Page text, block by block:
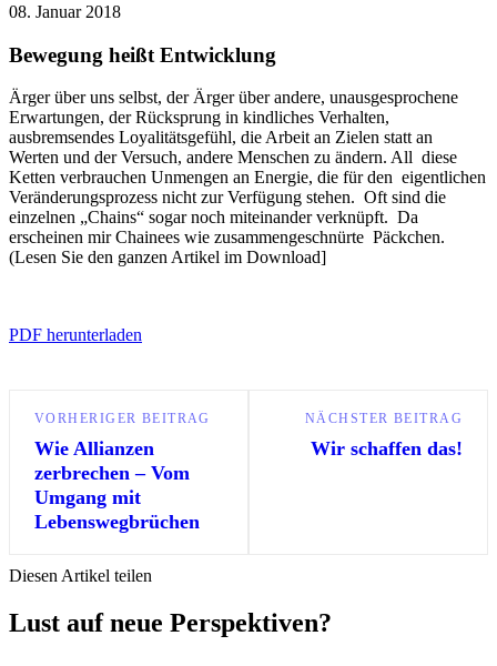
08. Januar 2018
Bewegung heißt Entwicklung
Ärger über uns selbst, der Ärger über andere, unausgesprochene
Erwartungen, der Rücksprung in kindliches Verhalten,
ausbremsendes Loyalitätsgefühl, die Arbeit an Zielen statt an
Werten und der Versuch, andere Menschen zu ändern. All diese
Ketten verbrauchen Unmengen an Energie, die für den eigentlichen
Veränderungsprozess nicht zur Verfügung stehen. Oft sind die
einzelnen „Chains“ sogar noch miteinander verknüpft. Da
erscheinen mir Chainees wie zusammengeschnürte Päckchen.
(Lesen Sie den ganzen Artikel im Download]
PDF herunterladen
VORHERIGER BEITRAG
Wie Allianzen
zerbrechen – Vom
Umgang mit
Lebenswegbrüchen
NÄCHSTER BEITRAG
Wir schaffen das!
Diesen Artikel teilen
Lust auf neue Perspektiven?